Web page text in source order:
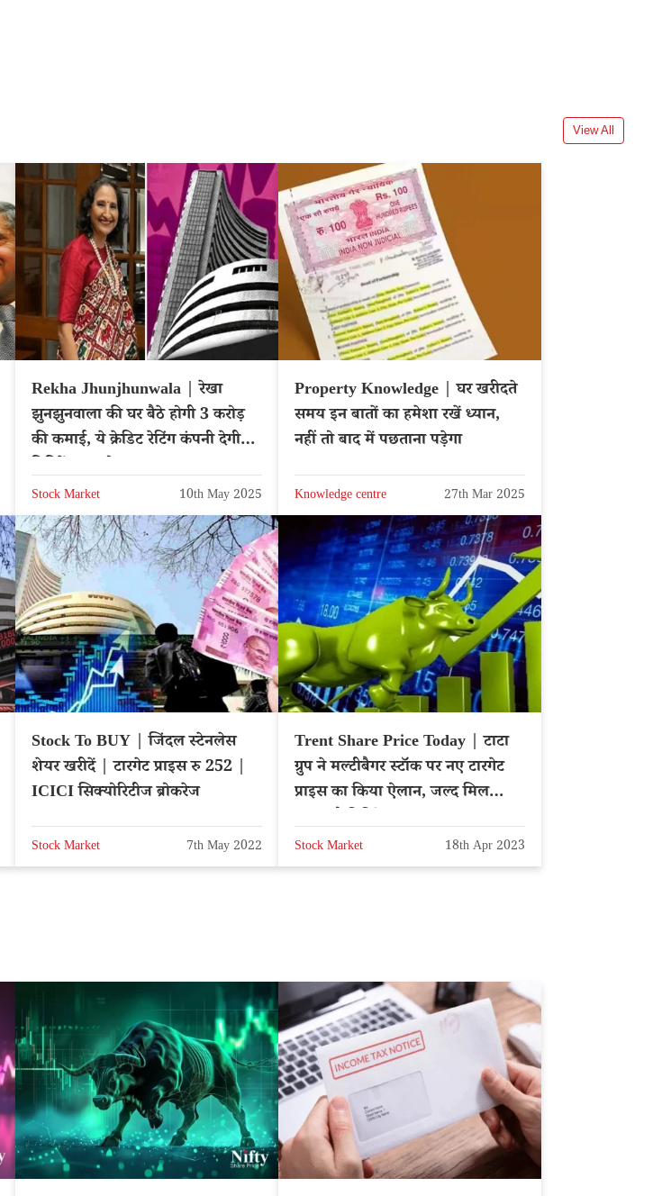
View All
Rekha Jhunjhunwala | रेखा
झुनझुनवाला की घर बैठे होगी 3 करोड़
की कमाई, ये क्रेडिट रेटिंग कंपनी देगी
Stock Market 10th May 2025
Property Knowledge | घर खरीदते
समय इन बातों का हमेशा रखें ध्यान,
नहीं तो बाद में पछताना पड़ेगा
Knowledge centre 27th Mar 2025
Stock To BUY | जिंदल स्टेनलेस
शेयर खरीदें | टारगेट प्राइस रु 252 |
ICICI सिक्योरिटीज ब्रोकरेज
Stock Market 7th May 2022
Trent Share Price Today | टाटा
ग्रुप ने मल्टीबैगर स्टॉक पर नए टारगेट
प्राइस का किया ऐलान, जल्द मिल
Stock Market 18th Apr 2023